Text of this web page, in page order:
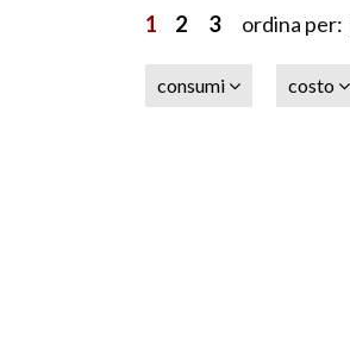
1 2 3ordina per:
consumi costo